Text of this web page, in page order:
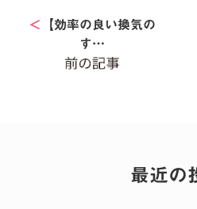
＜
【効率の良い換気の
す…
最近の